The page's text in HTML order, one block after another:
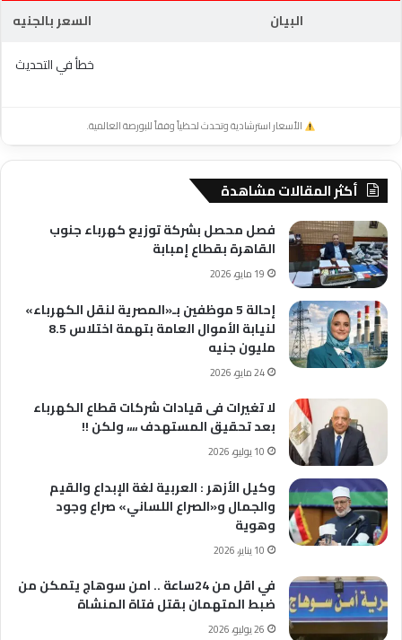
البيان
السعر بالجنيه
خطأ في التحديث
الأسعار استرشادية وتحدث لحظياً وفقاً للبورصة العالمية.
أكثر المقالات مشاهدة
فصل محصل بشركة توزيع كهرباء جنوب
القاهرة بقطاع إمبابة
19 مايو، 2026
إحالة 5 موظفين بـ«المصرية لنقل الكهرباء»
لنيابة الأموال العامة بتهمة اختلاس 8.5
مليون جنيه
24 مايو، 2026
لا تغيرات فى قيادات شركات قطاع الكهرباء
بعد تحقيق المستهدف ،،،، ولكن !!
10 يوليو، 2026
وكيل الأزهر : العربية لغة الإبداع والقيم
والجمال و«الصراع اللساني» صراع وجود
وهوية
10 يناير، 2026
في اقل من 24ساعة .. امن سوهاج يتمكن من
ضبط المتهمان بقتل فتاة المنشاة
26 يوليو، 2026